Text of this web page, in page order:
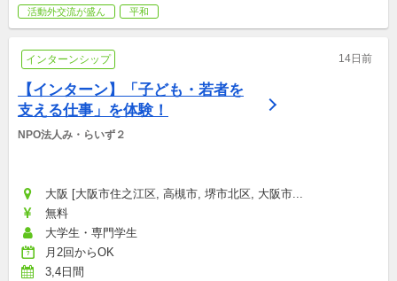
活動外交流が盛ん
平和
インターンシップ 14日前
【インターン】「子ども・若者を
支える仕事」を体験！
NPO法人み・らいず２
大阪 [大阪市住之江区, 高槻市, 堺市北区, 大阪市...
無料
大学生・専門学生
月2回からOK
3,4日間